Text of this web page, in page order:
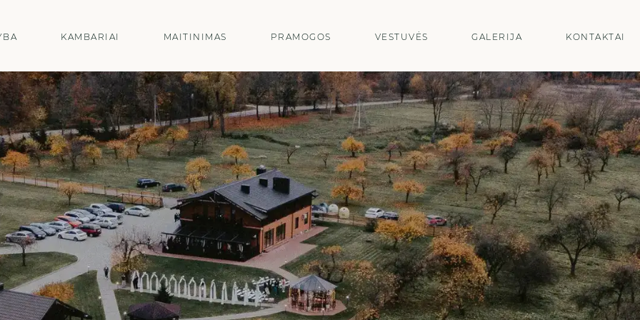
KAMBARIAI MAITINIMAS PRAMOGOS VESTUVĖS GALERIJA KONTAKTAI